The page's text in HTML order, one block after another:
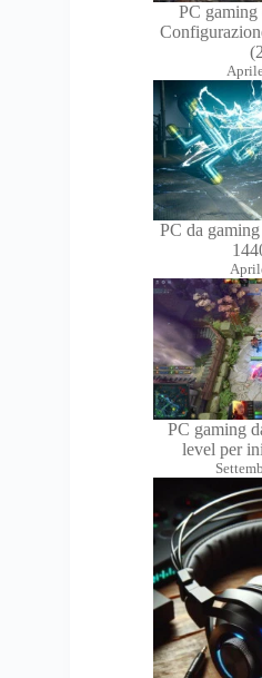
PC gaming
PC da
PC gaming
level per